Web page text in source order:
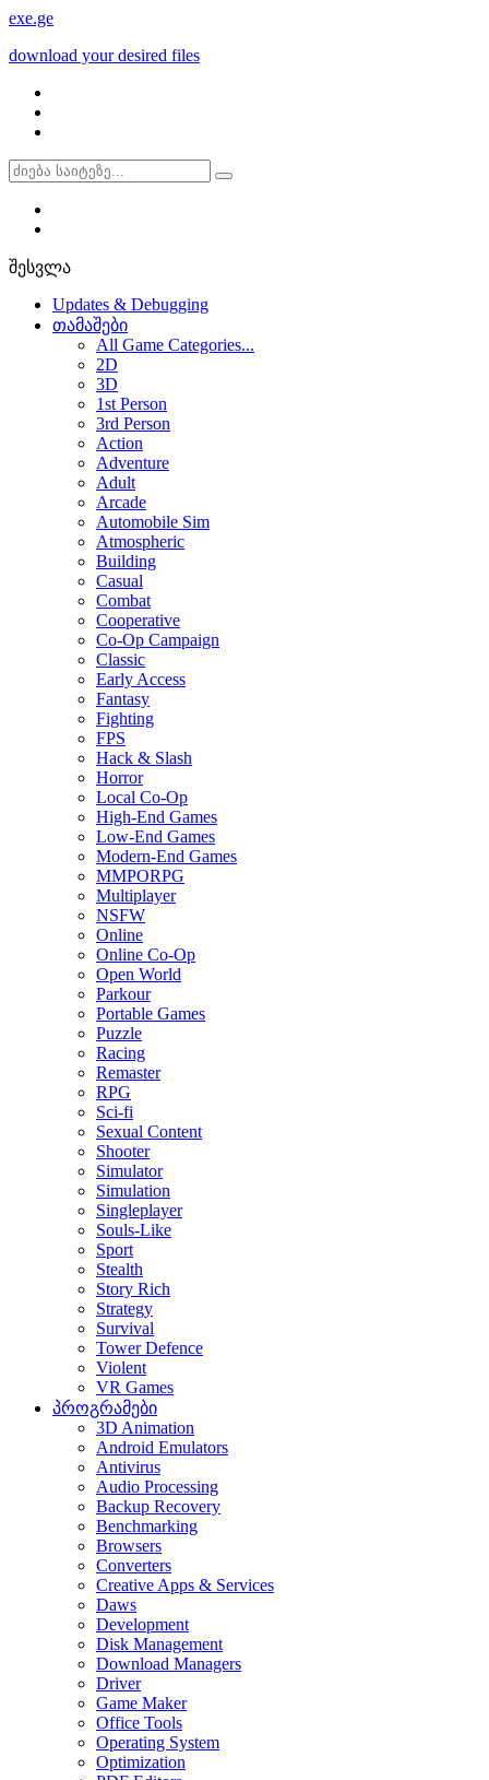
exe.ge
download your desired files
შესვლა
Updates & Debugging
თამაშები
All Game Categories...
2D
3D
1st Person
3rd Person
Action
Adventure
Adult
Arcade
Automobile Sim
Atmospheric
Building
Casual
Combat
Cooperative
Co-Op Campaign
Classic
Early Access
Fantasy
Fighting
FPS
Hack & Slash
Horror
Local Co-Op
High-End Games
Low-End Games
Modern-End Games
MMPORPG
Multiplayer
NSFW
Online
Online Co-Op
Open World
Parkour
Portable Games
Puzzle
Racing
Remaster
RPG
Sci-fi
Sexual Content
Shooter
Simulator
Simulation
Singleplayer
Souls-Like
Sport
Stealth
Story Rich
Strategy
Survival
Tower Defence
Violent
VR Games
პროგრამები
3D Animation
Android Emulators
Antivirus
Audio Processing
Backup Recovery
Benchmarking
Browsers
Converters
Creative Apps & Services
Daws
Development
Disk Management
Download Managers
Driver
Game Maker
Office Tools
Operating System
Optimization